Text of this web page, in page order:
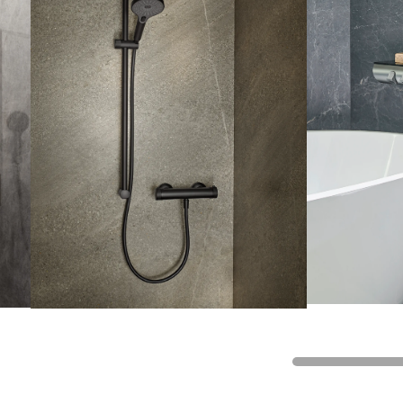
Eckig